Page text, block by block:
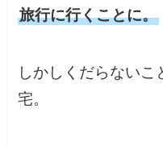
旅行に行くことに。
しかしくだらない
宅。